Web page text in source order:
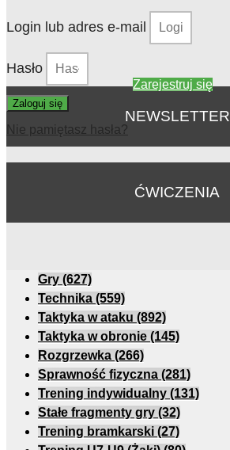
Login lub adres e-mail
Hasło
Zaloguj się
Nie pamiętasz hasła?
Zarejestruj się
NEWSLETTER
ĆWICZENIA
Gry (627)
Technika (559)
Taktyka w ataku (892)
Taktyka w obronie (145)
Rozgrzewka (266)
Sprawność fizyczna (281)
Trening indywidualny (131)
Stałe fragmenty gry (32)
Trening bramkarski (27)